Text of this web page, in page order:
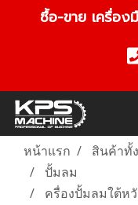
ซื้อ-ขาย เครื่อ
หน้าแรก สินค้าทั้
ปั้มลม
ครื่องปั้มลมใต้หวั